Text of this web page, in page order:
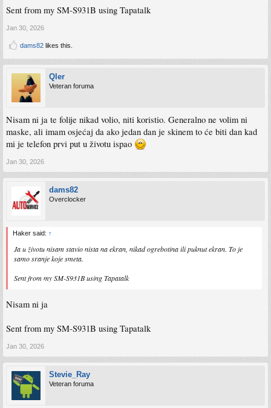
Sent from my SM-S931B using Tapatalk
Jan 30, 2026
dams82 likes this.
Qler
Veteran foruma
Nisam ni ja te folije nikad volio, niti koristio. Generalno ne volim ni
maske, ali imam osjećaj da ako jedan dan je skinem to će biti dan kad
mi je telefon prvi put u životu ispao
Jan 30, 2026
dams82
Overclocker
Haker said: ↑
Ja u životu nisam stavio nista na ekran, nikad ogrebotina ili puknut ekran. To je
samo sranje koje smeta.
Sent from my SM-S931B using Tapatalk
Nisam ni ja
Sent from my SM-S931B using Tapatalk
Jan 30, 2026
Stevie_Ray
Veteran foruma